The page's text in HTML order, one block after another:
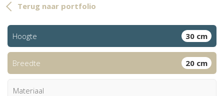
Terug naar portfolio
Hoogte 30 cm
Breedte 20 cm
Materiaal